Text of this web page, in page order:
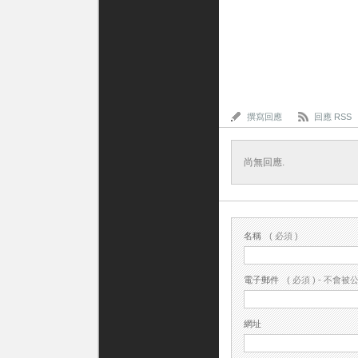
撰寫回應 回應 RSS
尚無回應.
名稱 ( 必須 )
電子郵件 ( 必須 ) - 不會被
網址